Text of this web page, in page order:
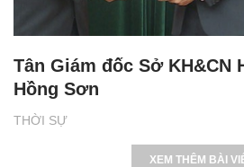
THỜI SỰ
Tân Giám đốc Sở KH&CN
Hồng Sơn
XEM THÊM BÀI